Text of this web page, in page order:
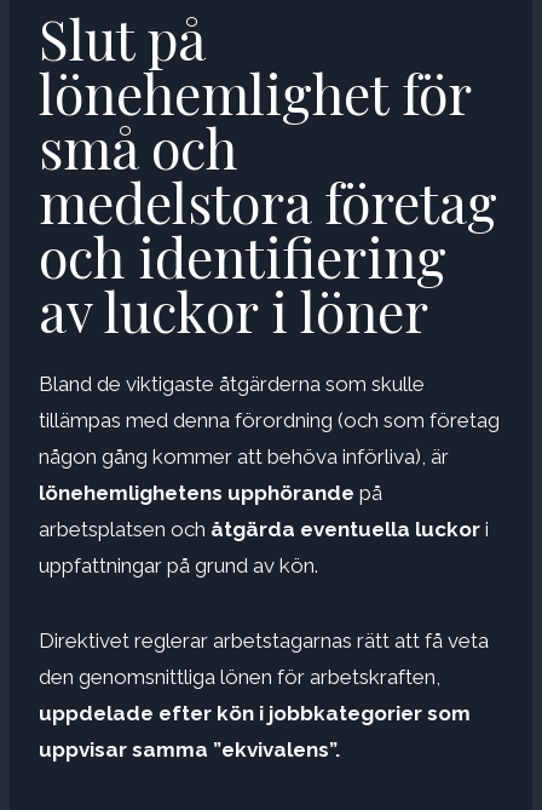
Slut på
lönehemlighet för
små och
medelstora företag
och identifiering
av luckor i löner
Bland de viktigaste åtgärderna som skulle
tillämpas med denna förordning (och som företag
någon gång kommer att behöva införliva), är
lönehemlighetens upphörande på
arbetsplatsen och åtgärda eventuella luckor i
uppfattningar på grund av kön.
Direktivet reglerar arbetstagarnas rätt att få veta
den genomsnittliga lönen för arbetskraften,
uppdelade efter kön i jobbkategorier som
uppvisar samma ”ekvivalens”.